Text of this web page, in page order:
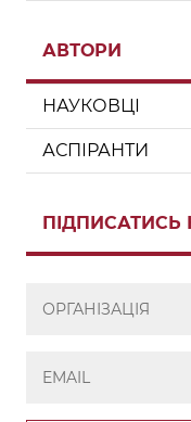
АВТОРИ
НАУКОВЦІ
АСПІРАНТИ
ПІДПИСАТИСЬ